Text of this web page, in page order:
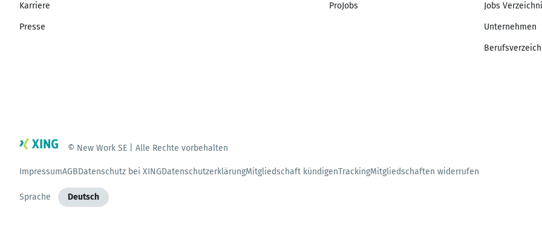
Karriere
Presse
ProJobs Jobs
Unternehmen
© New Work SE | Alle Rechte vorbehalten
ImpressumAGBDatenschutz bei XINGDatenschutzerklärungMitgliedschaft kündigenTrackingMitgliedschaften widerrufen
Sprache Deutsch